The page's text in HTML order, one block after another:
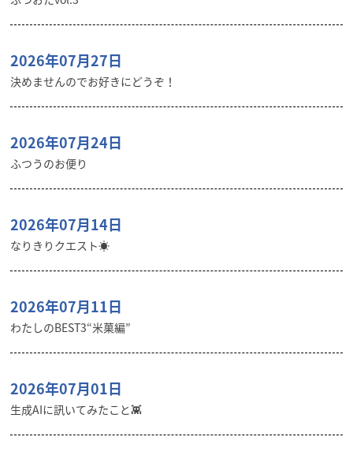
2026年07月27日
決めませんのでお好きにどうぞ！
2026年07月24日
ふつうのお便り
2026年07月14日
なりきりクエスト☀️
2026年07月11日
わたしのBEST3“米菓編”
2026年07月01日
生成AIに訊いてみたこと👾